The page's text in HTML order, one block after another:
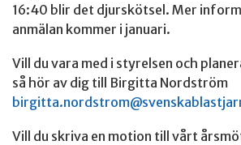
16:40 blir det djurskötsel. Mer
anmälan kommer i januari.
Vill du vara med i styrelsen och
så hör av dig till Birgitta Nordström
Vill du skriva en motion till vårt